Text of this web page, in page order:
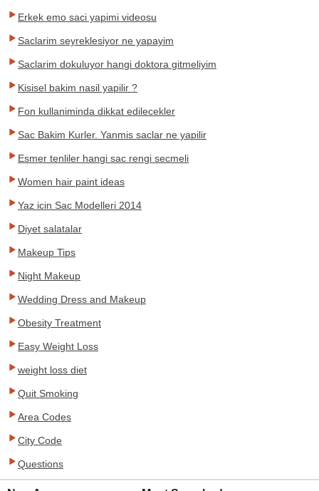
Erkek emo saci yapimi videosu
Saclarim seyreklesiyor ne yapayim
Saclarim dokuluyor hangi doktora gitmeliyim
Kisisel bakim nasil yapilir ?
Fon kullaniminda dikkat edilecekler
Sac Bakim Kurler. Yanmis saclar ne yapilir
Esmer tenliler hangi sac rengi secmeli
Women hair paint ideas
Yaz icin Sac Modelleri 2014
Diyet salatalar
Makeup Tips
Night Makeup
Wedding Dress and Makeup
Obesity Treatment
Easy Weight Loss
weight loss diet
Quit Smoking
Area Codes
City Code
Questions